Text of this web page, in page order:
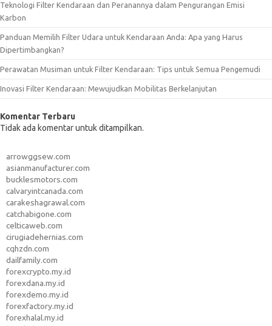
Teknologi Filter Kendaraan dan Peranannya dalam Pengurangan Emisi
Karbon
Panduan Memilih Filter Udara untuk Kendaraan Anda: Apa yang Harus
Dipertimbangkan?
Perawatan Musiman untuk Filter Kendaraan: Tips untuk Semua Pengemudi
Inovasi Filter Kendaraan: Mewujudkan Mobilitas Berkelanjutan
Komentar Terbaru
Tidak ada komentar untuk ditampilkan.
arrowggsew.com
asianmanufacturer.com
bucklesmotors.com
calvaryintcanada.com
carakeshagrawal.com
catchabigone.com
celticaweb.com
cirugiadehernias.com
cqhzdn.com
dailfamily.com
forexcrypto.my.id
forexdana.my.id
forexdemo.my.id
forexfactory.my.id
forexhalal.my.id